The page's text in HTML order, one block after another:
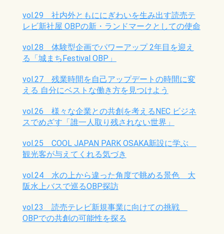
vol.29 社内外ともににぎわいを生み出す読売テ
レビ新社屋 OBPの新・ランドマークとしての使命
vol.28 体験型企画でパワーアップ 2年目を迎え
る「城まちFestival OBP」
vol.27 残業時間を自己アップデートの時間に変
える 自分にベストな働き方を見つけよう
vol.26 様々な企業との共創を考えるNEC ビジネ
スでめざす「誰一人取り残されない世界」
vol.25 COOL JAPAN PARK OSAKA新設に学ぶ
観光客が与えてくれる気づき
vol.24 水の上から違った角度で眺める景色 大
阪水上バスで巡るOBP探訪
vol.23 読売テレビ新規事業に向けての挑戦
OBPでの共創の可能性を探る